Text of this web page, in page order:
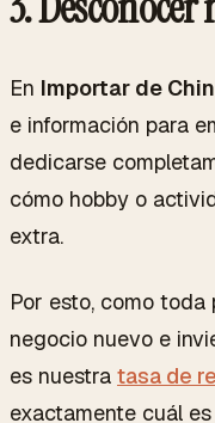
En Importar de
e información para
dedicarse
cómo hobby o
extra.
Por esto, como toda
negocio nuevo e
es nuestra tasa de
exactamente cuál